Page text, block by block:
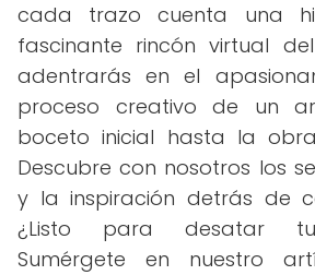
cada trazo cuenta una
fascinante rincón virtual
adentrarás en el
proceso creativo de un
boceto inicial hasta la
Descubre con nosotros los
y la inspiración detrás de
¿Listo para desatar tu
Sumérgete en nuestro